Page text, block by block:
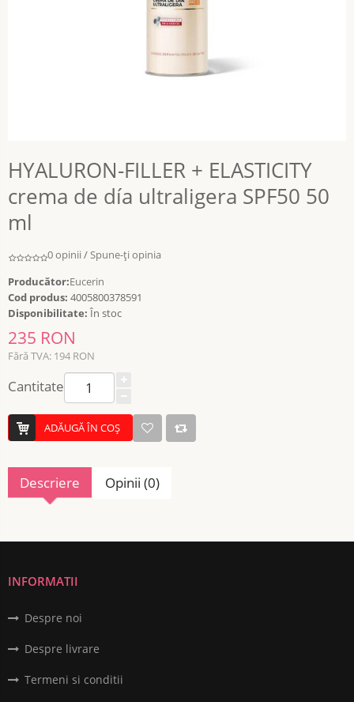
HYALURON-FILLER + ELASTICITY
crema de día ultraligera SPF50 50
ml
0 opinii /Spune-ţi opinia
Producător:Eucerin
Cod produs: 4005800378591
Disponibilitate: În stoc
235 RON
Fără TVA: 194 RON
Cantitate
ADĂUGĂ ÎN COŞ
Descriere Opinii (0)
INFORMATII
Despre noi
Despre livrare
Termeni si conditii